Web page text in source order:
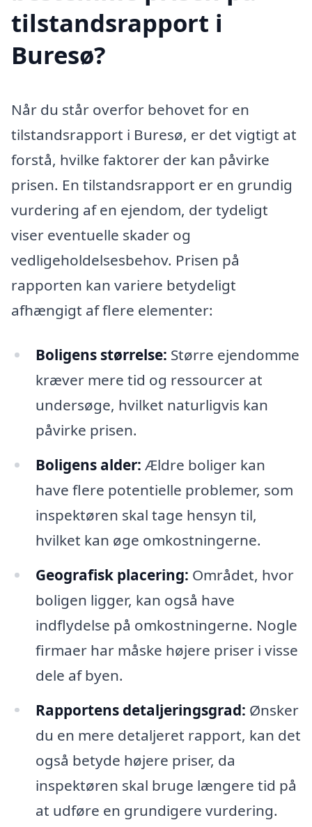
tilstandsrapport i
Buresø?
Når du står overfor behovet for en
tilstandsrapport i Buresø, er det vigtigt at
forstå, hvilke faktorer der kan påvirke
prisen. En tilstandsrapport er en grundig
vurdering af en ejendom, der tydeligt
viser eventuelle skader og
vedligeholdelsesbehov. Prisen på
rapporten kan variere betydeligt
afhængigt af flere elementer:
Boligens størrelse: Større ejendomme
kræver mere tid og ressourcer at
undersøge, hvilket naturligvis kan
påvirke prisen.
Boligens alder: Ældre boliger kan
have flere potentielle problemer, som
inspektøren skal tage hensyn til,
hvilket kan øge omkostningerne.
Geografisk placering: Området, hvor
boligen ligger, kan også have
indflydelse på omkostningerne. Nogle
firmaer har måske højere priser i visse
dele af byen.
Rapportens detaljeringsgrad: Ønsker
du en mere detaljeret rapport, kan det
også betyde højere priser, da
inspektøren skal bruge længere tid på
at udføre en grundigere vurdering.